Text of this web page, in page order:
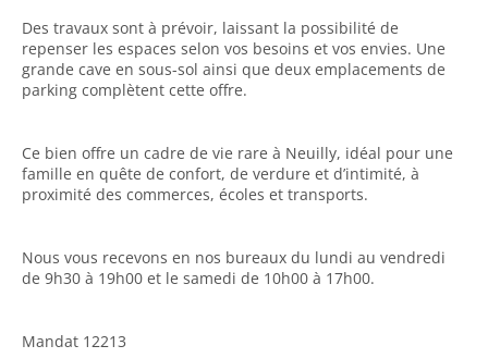
Des travaux sont à prévoir, laissant la possibilité de
repenser les espaces selon vos besoins et vos envies. Une
grande cave en sous-sol ainsi que deux emplacements de
parking complètent cette offre.
Ce bien offre un cadre de vie rare à Neuilly, idéal pour une
famille en quête de confort, de verdure et d’intimité, à
proximité des commerces, écoles et transports.
Nous vous recevons en nos bureaux du lundi au vendredi
de 9h30 à 19h00 et le samedi de 10h00 à 17h00.
Mandat 12213